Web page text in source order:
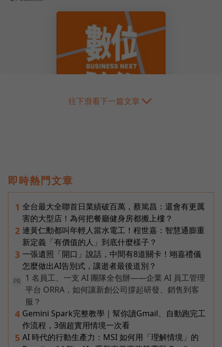
往下滑看下一篇文章
即時熱門文章
1 全台最大全聯首日業績破百萬，蔡篤昌：還會有更厲
害的大型店！為何把餐廳健身房都搬上樓？
2 連黃仁勳都叫年輕人當水電工！程世嘉：智慧通膨重
新定義「有價值的人」到底什麼樣子？
3 一張遺照「開口」說話，中間有8道關卡！翊嘉禮儀
怎麼做出AI告別式，讓逝者最後道別？
PR
1 名員工、一支 AI 團隊全包辦——企業 AI 員工管理
平台 ORRA，如何讓新創公司撐起研發、銷售到客
服？
4 Gemini Spark完整教學｜幫你讀Gmail、自動跑完工
作流程，3個超實用情境一次看
5 AI 時代的行動生產力：MSI 如何用「理解情境」的